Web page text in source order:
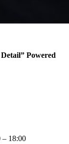
Powered
18:00